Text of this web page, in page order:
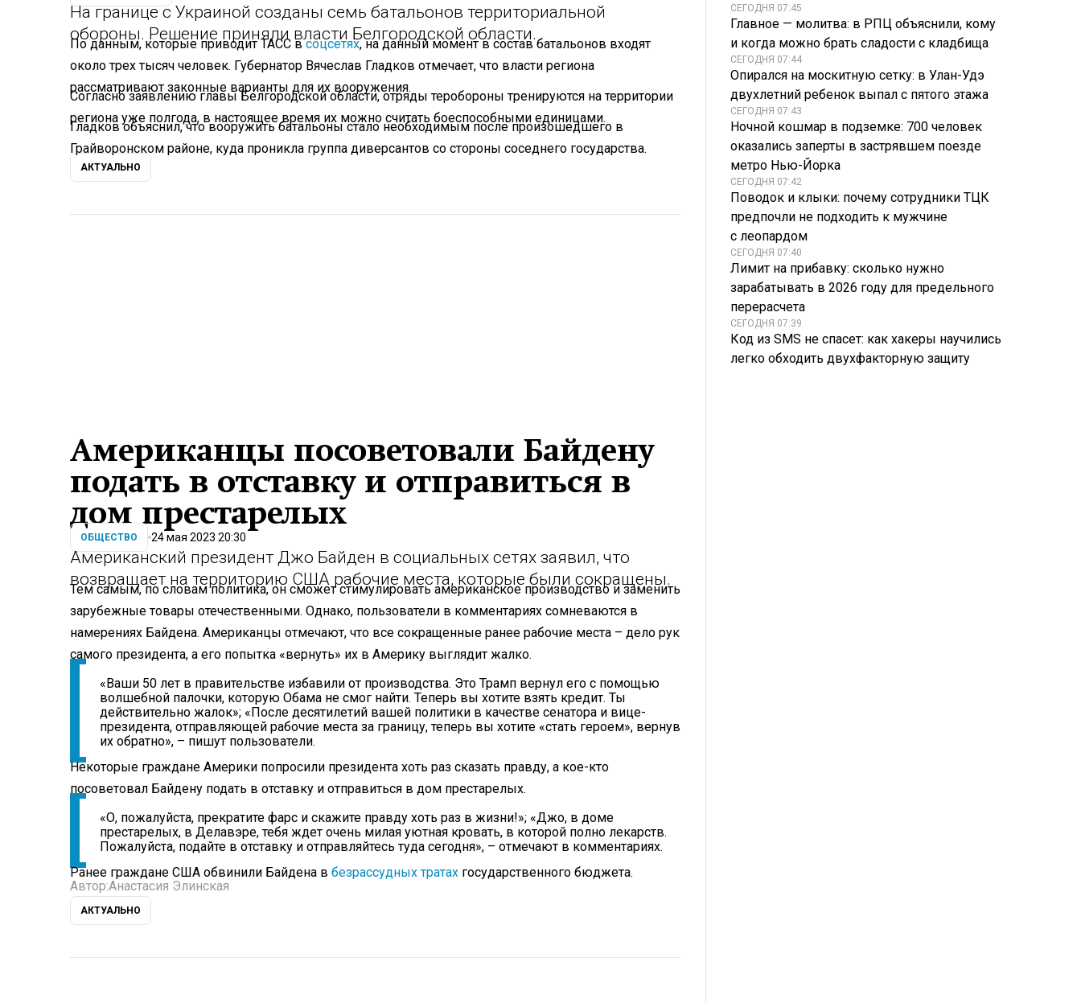
На границе с Украиной созданы семь батальонов территориальной
обороны. Решение приняли власти Белгородской области.
По данным, которые приводит ТАСС всоцсетях, на данный момент в состав батальонов входят
около трех тысяч человек. Губернатор Вячеслав Гладков отмечает, что власти региона
рассматривают законные варианты для их вооружения.
Согласно заявлению главы Белгородской области, отряды теробороны тренируются на территории
региона уже полгода, в настоящее время их можно считать боеспособными единицами.
Гладков объяснил, что вооружить батальоны стало необходимым после произошедшего в
Грайворонском районе, куда проникла группа диверсантов со стороны соседнего государства.
АКТУАЛЬНО
Американцы посоветовали Байдену
подать в отставку и отправиться в
дом престарелых
ОБЩЕСТВО 24 мая 2023 20:30
Американский президент Джо Байден в социальных сетях заявил, что
возвращает на территорию США рабочие места, которые были сокращены.
Тем самым, по словам политика, он сможет стимулировать американское производство и заменить
зарубежные товары отечественными. Однако, пользователи в комментариях сомневаются в
намерениях Байдена. Американцы отмечают, что все сокращенные ранее рабочие места – дело рук
самого президента, а его попытка «вернуть» их в Америку выглядит жалко.
«Ваши 50 лет в правительстве избавили от производства. Это Трамп вернул его с помощью
волшебной палочки, которую Обама не смог найти. Теперь вы хотите взять кредит. Ты
действительно жалок»; «После десятилетий вашей политики в качестве сенатора и вице-
президента, отправляющей рабочие места за границу, теперь вы хотите «стать героем», вернув
их обратно», – пишут пользователи.
Некоторые граждане Америки попросили президента хоть раз сказать правду, а кое-кто
посоветовал Байдену подать в отставку и отправиться в дом престарелых.
«О, пожалуйста, прекратите фарс и скажите правду хоть раз в жизни!»; «Джо, в доме
престарелых, в Делавэре, тебя ждет очень милая уютная кровать, в которой полно лекарств.
Пожалуйста, подайте в отставку и отправляйтесь туда сегодня», – отмечают в комментариях.
Ранее граждане США обвинили Байдена в безрассудных тратах государственного бюджета.
Автор:Анастасия Элинская
АКТУАЛЬНО
СЕГОДНЯ 07:45
Главное — молитва: в РПЦ объяснили, кому
и когда можно брать сладости с кладбища
СЕГОДНЯ 07:44
Опирался на москитную сетку: в Улан-Удэ
двухлетний ребенок выпал с пятого этажа
СЕГОДНЯ 07:43
Ночной кошмар в подземке: 700 человек
оказались заперты в застрявшем поезде
метро Нью-Йорка
СЕГОДНЯ 07:42
Поводок и клыки: почему сотрудники ТЦК
предпочли не подходить к мужчине
с леопардом
СЕГОДНЯ 07:40
Лимит на прибавку: сколько нужно
зарабатывать в 2026 году для предельного
перерасчета
СЕГОДНЯ 07:39
Код из SMS не спасет: как хакеры научились
легко обходить двухфакторную защиту